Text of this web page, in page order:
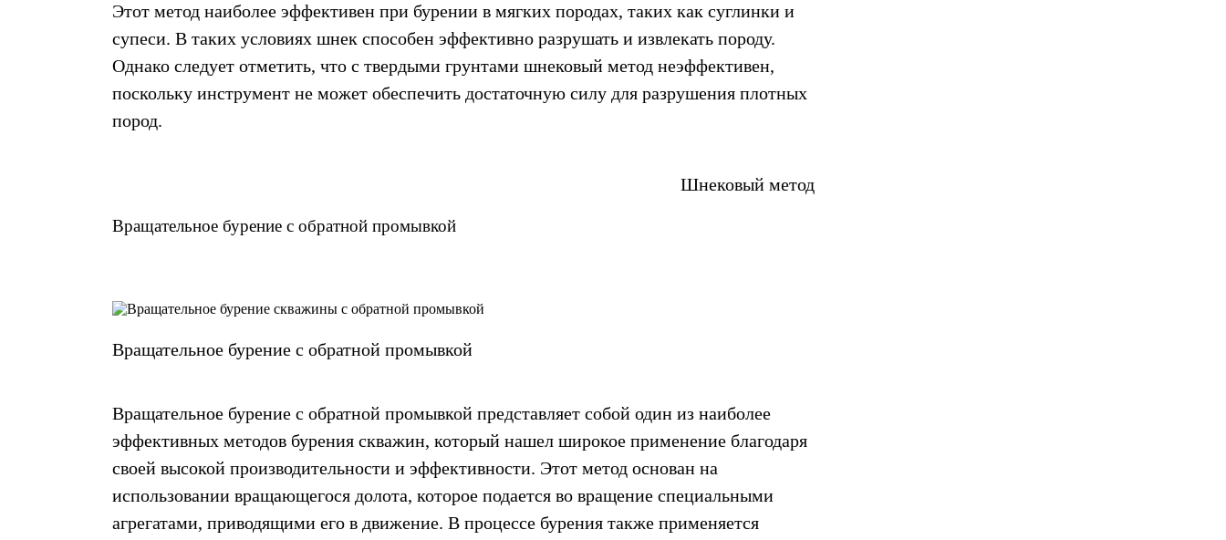
Этот метод наиболее эффективен при бурении в мягких породах, таких как суглинки и
супеси. В таких условиях шнек способен эффективно разрушать и извлекать породу.
Однако следует отметить, что с твердыми грунтами шнековый метод неэффективен,
поскольку инструмент не может обеспечить достаточную силу для разрушения плотных
пород.
Шнековый метод
Вращательное бурение с обратной промывкой
Вращательное бурение с обратной промывкой
Вращательное бурение с обратной промывкой представляет собой один из наиболее
эффективных методов бурения скважин, который нашел широкое применение благодаря
своей высокой производительности и эффективности. Этот метод основан на
использовании вращающегося долота, которое подается во вращение специальными
агрегатами, приводящими его в движение. В процессе бурения также применяется